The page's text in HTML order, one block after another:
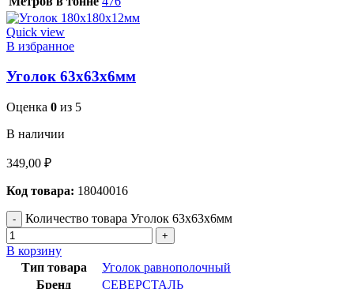
Quick view
В избранное
Уголок 63х63х6мм
Оценка 0 из 5
В наличии
349,00 ₽
Код товара: 18040016
Количество товара Уголок 63х63х6мм
В корзину
Тип товара
Уголок равнополочный
Бренд
СЕВЕРСТАЛЬ